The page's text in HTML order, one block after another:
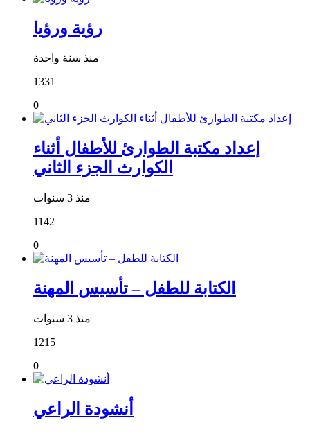
رؤية ورؤيا
منذ سنة واحدة
1331
0
إعداد مكتبة الطوارئ للأطفال أثناء
الكوارث الجزء الثاني
منذ 3 سنوات
1142
0
الكتابة للطفل – تأسيس المهنة
منذ 3 سنوات
1215
0
أنشودة الراعي